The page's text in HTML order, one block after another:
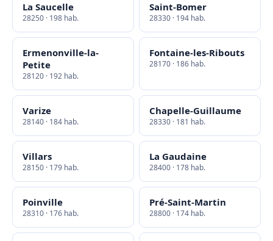
La Saucelle
28250 · 198 hab.
Saint-Bomer
28330 · 194 hab.
Ermenonville-la-
Petite
28120 · 192 hab.
Fontaine-les-Ribouts
28170 · 186 hab.
Varize
28140 · 184 hab.
Chapelle-Guillaume
28330 · 181 hab.
Villars
28150 · 179 hab.
La Gaudaine
28400 · 178 hab.
Poinville
28310 · 176 hab.
Pré-Saint-Martin
28800 · 174 hab.